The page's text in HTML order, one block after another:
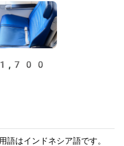
語はインドネシア語です。